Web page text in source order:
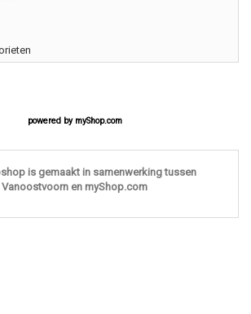
powered by myShop.com
is gemaakt in samenwerking tussen
Vanoostvoorn en myShop.com